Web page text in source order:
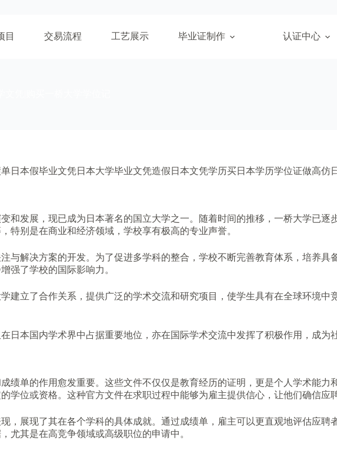
目 交易流程 工艺展示 毕业证制作 认证中心
日本假毕业文凭日本大学毕业文凭造假日本文凭学历买日本学历学位证做高仿
和发展，现已成为日本著名的国立大学之一。随着时间的推移，一桥大学已
特别是在商业和经济领域，学校享有极高的专业声誉。
与解决方案的开发。为了促进多学科的整合，学校不断完善教育体系，培养具
强了学校的国际影响力。
建立了合作关系，提供广泛的学术交流和研究项目，使学生具有在全球环境中
日本国内学术界中占据重要地位，亦在国际学术交流中发挥了积极作用，成为
绩单的作用愈发重要。这些文件不仅仅是教育经历的证明，更是个人学术能力
学位或资格。这种官方文件在求职过程中能够为雇主提供信心，让他们确信应
，展现了其在各个学科的具体成就。通过成绩单，雇主可以更直观地评估应聘
尤其是在高竞争领域或高级职位的申请中。